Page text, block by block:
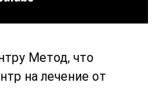
Метод, что
на лечение от